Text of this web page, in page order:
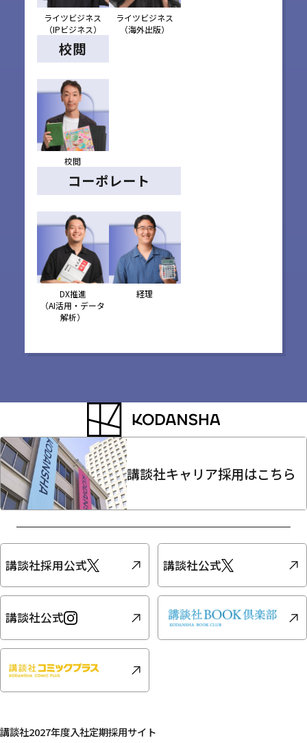
ライツビジネス
（IPビジネス）
ライツビジネス
（海外出版）
校閲
校閲
コーポレート
DX推進
（AI活用・データ
解析）
経理
講談社キャリア採用はこちら
講談社採用公式 講談社公式
講談社公式
講談社2027年度入社定期採用サイト